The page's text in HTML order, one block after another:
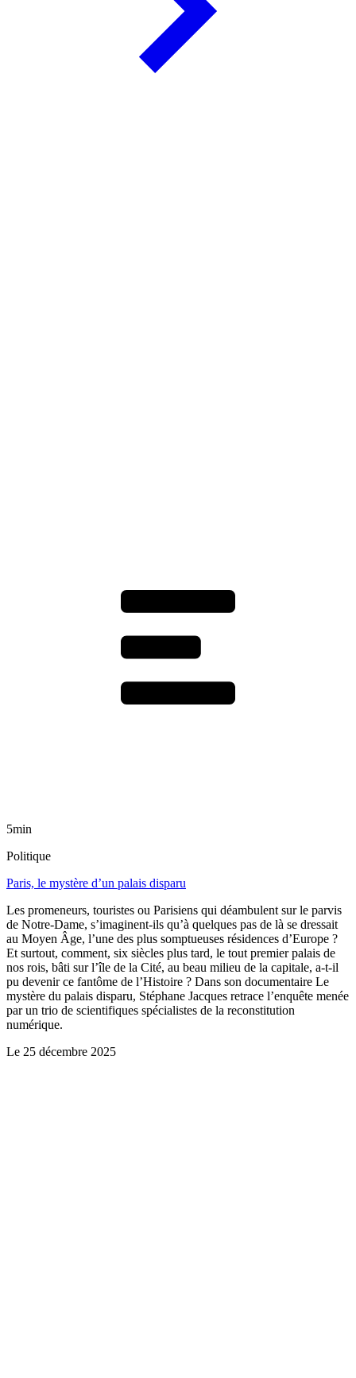
5min
Politique
Paris, le mystère d’un palais disparu
Les promeneurs, touristes ou Parisiens qui déambulent sur le parvis
de Notre-Dame, s’imaginent-ils qu’à quelques pas de là se dressait
au Moyen Âge, l’une des plus somptueuses résidences d’Europe ?
Et surtout, comment, six siècles plus tard, le tout premier palais de
nos rois, bâti sur l’île de la Cité, au beau milieu de la capitale, a-t-il
pu devenir ce fantôme de l’Histoire ? Dans son documentaire Le
mystère du palais disparu, Stéphane Jacques retrace l’enquête menée
par un trio de scientifiques spécialistes de la reconstitution
numérique.
Le 25 décembre 2025